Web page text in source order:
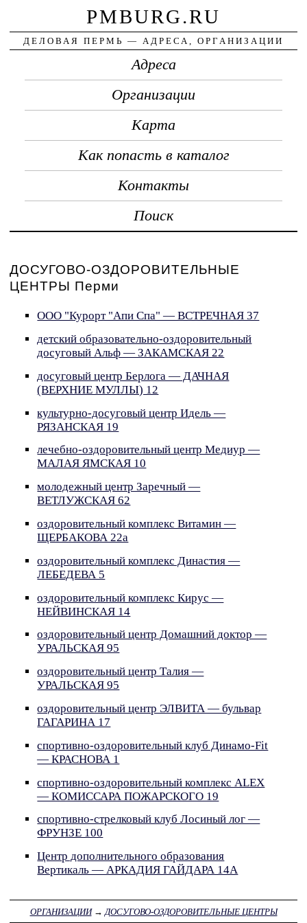
PMBURG.RU
ДЕЛОВАЯ ПЕРМЬ — АДРЕСА, ОРГАНИЗАЦИИ
Адреса
Организации
Карта
Как попасть в каталог
Контакты
Поиск
ДОСУГОВО-ОЗДОРОВИТЕЛЬНЫЕ
ЦЕНТРЫ Перми
ООО "Курорт "Апи Спа" — ВСТРЕЧНАЯ 37
детский образовательно-оздоровительный
досуговый Альф — ЗАКАМСКАЯ 22
досуговый центр Берлога — ДАЧНАЯ
(ВЕРХНИЕ МУЛЛЫ) 12
культурно-досуговый центр Идель —
РЯЗАНСКАЯ 19
лечебно-оздоровительный центр Медиур —
МАЛАЯ ЯМСКАЯ 10
молодежный центр Заречный —
ВЕТЛУЖСКАЯ 62
оздоровительный комплекс Витамин —
ЩЕРБАКОВА 22а
оздоровительный комплекс Династия —
ЛЕБЕДЕВА 5
оздоровительный комплекс Кирус —
НЕЙВИНСКАЯ 14
оздоровительный центр Домашний доктор —
УРАЛЬСКАЯ 95
оздоровительный центр Талия —
УРАЛЬСКАЯ 95
оздоровительный центр ЭЛВИТА — бульвар
ГАГАРИНА 17
спортивно-оздоровительный клуб Динамо-Fit
— КРАСНОВА 1
спортивно-оздоровительный комплекс ALEX
— КОМИССАРА ПОЖАРСКОГО 19
спортивно-стрелковый клуб Лосиный лог —
ФРУНЗЕ 100
Центр дополнительного образования
Вертикаль — АРКАДИЯ ГАЙДАРА 14А
ОРГАНИЗАЦИИ→ ДОСУГОВО-ОЗДОРОВИТЕЛЬНЫЕ ЦЕНТРЫ